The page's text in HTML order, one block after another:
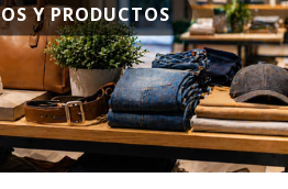
Y PRODUCTOS